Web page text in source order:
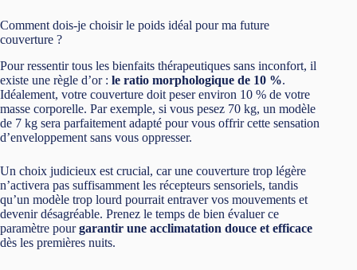
Comment dois-je choisir le poids idéal pour ma future
couverture ?
Pour ressentir tous les bienfaits thérapeutiques sans inconfort, il
existe une règle d’or : le ratio morphologique de 10 %.
Idéalement, votre couverture doit peser environ 10 % de votre
masse corporelle. Par exemple, si vous pesez 70 kg, un modèle
de 7 kg sera parfaitement adapté pour vous offrir cette sensation
d’enveloppement sans vous oppresser.
Un choix judicieux est crucial, car une couverture trop légère
n’activera pas suffisamment les récepteurs sensoriels, tandis
qu’un modèle trop lourd pourrait entraver vos mouvements et
devenir désagréable. Prenez le temps de bien évaluer ce
paramètre pourgarantir une acclimatation douce et efficace
dès les premières nuits.